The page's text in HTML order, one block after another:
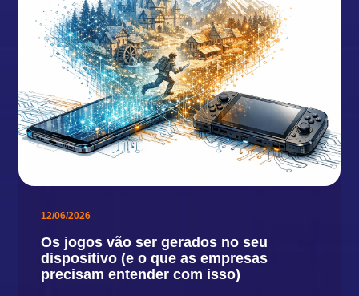
12/06/2026
Os jogos vão ser gerados no seu
dispositivo (e o que as empresas
precisam entender com isso)